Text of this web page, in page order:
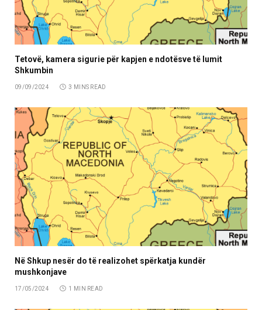
Tetovë, kamera sigurie për kapjen e ndotësve të lumit
Shkumbin
09/09/2024 3 MINS READ
Në Shkup nesër do të realizohet spërkatja kundër
mushkonjave
17/05/2024 1 MIN READ